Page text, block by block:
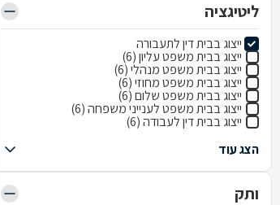
ליטיגציה
ייצוג בבית דין לתעבורה
ייצוג בבית משפט עליון (6)
ייצוג בבית משפט מנהלי (6)
ייצוג בבית משפט מחוזי (6)
ייצוג בבית משפט שלום (6)
ייצוג בבית משפט לענייני משפחה (6)
ייצוג בבית דין לעבודה (6)
הצג עוד
ותק